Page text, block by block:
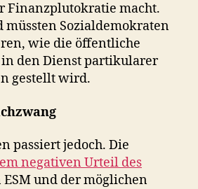
Finanzplutokratie macht.
müssten Sozialdemokraten
wie die öffentliche
den Dienst partikularer
gestellt wird.
passiert jedoch. Die
negativen Urteil des
ESM und der möglichen